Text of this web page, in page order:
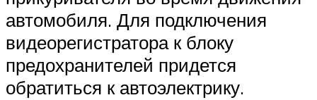
автомобиля. Для подключения
видеорегистратора к блоку
предохранителей придется
обратиться к автоэлектрику.